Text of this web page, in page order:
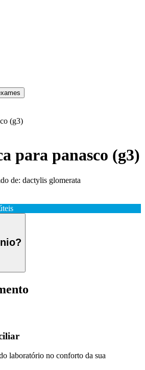
(g3)
para panasco (g3)
de: dactylis glomerata
laboratório no conforto da sua